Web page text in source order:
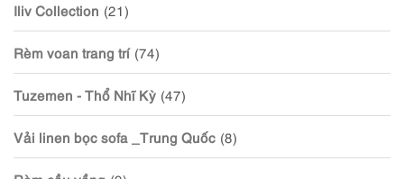
Iliv Collection (21)
Rèm voan trang trí (74)
Tuzemen - Thổ Nhĩ Kỳ (47)
Vải linen bọc sofa _Trung Quốc (8)